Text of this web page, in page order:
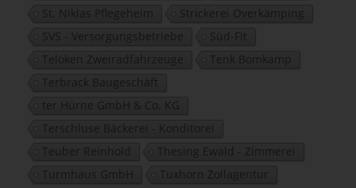
St. Niklas Pflegeheim
Strickerei Overkämping
SVS - Versorgungsbetriebe
Süd-Fit
Telöken Zweiradfahrzeuge
Tenk Bomkamp
Terbrack Baugeschäft
ter Hürne GmbH & Co. KG
Terschluse Bäckerei - Konditorei
Teuber Reinhold
Thesing Ewald - Zimmerei
Turmhaus GmbH
Tuxhorn Zollagentur